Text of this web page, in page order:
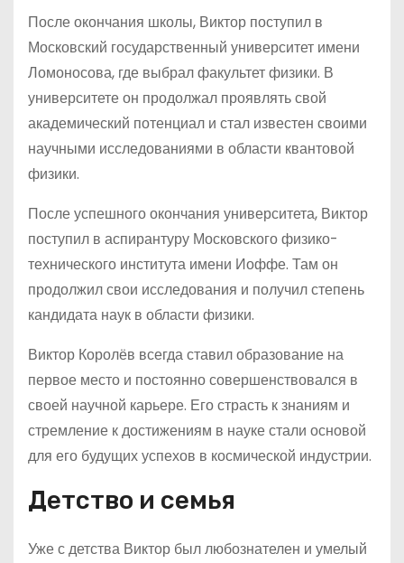
После окончания школы, Виктор поступил в
Московский государственный университет имени
Ломоносова, где выбрал факультет физики. В
университете он продолжал проявлять свой
академический потенциал и стал известен своими
научными исследованиями в области квантовой
физики.
После успешного окончания университета, Виктор
поступил в аспирантуру Московского физико-
технического института имени Иоффе. Там он
продолжил свои исследования и получил степень
кандидата наук в области физики.
Виктор Королёв всегда ставил образование на
первое место и постоянно совершенствовался в
своей научной карьере. Его страсть к знаниям и
стремление к достижениям в науке стали основой
для его будущих успехов в космической индустрии.
Детство и семья
Уже с детства Виктор был любознателен и умелый